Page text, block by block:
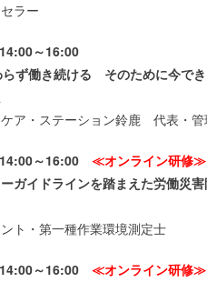
ラー
～16:00
らず働き続ける そのために今で
ア・ステーション鈴鹿 代表・
～16:00 ≪オンライン研修≫
ーガイドラインを踏まえた労働災
ト・第一種作業環境測定士
～16:00 ≪オンライン研修≫